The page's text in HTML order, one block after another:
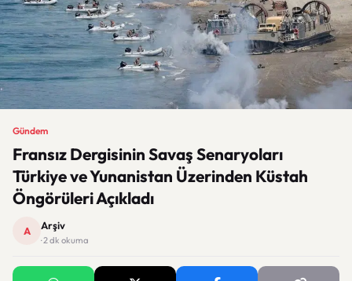
Gündem
Fransız Dergisinin Savaş Senaryoları
Türkiye ve Yunanistan Üzerinden Küstah
Öngörüleri Açıkladı
A Arşiv
· 2 dk okuma